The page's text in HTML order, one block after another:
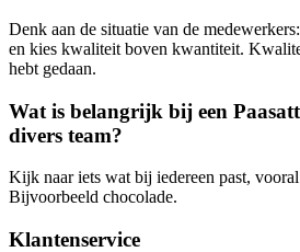
Denk aan de situatie van de
en kies kwaliteit boven kwantiteit.
hebt gedaan.
Wat is belangrijk bij een
divers team?
Kijk naar iets wat bij iedereen past,
Bijvoorbeeld chocolade.
Klantenservice